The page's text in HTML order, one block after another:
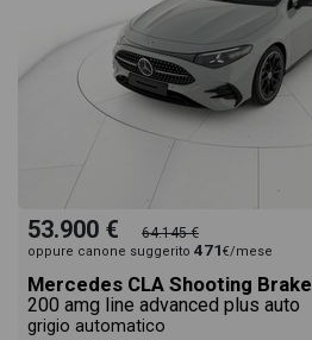
53.900 € 64.145 €
oppure canone suggerito 471€/mese
Mercedes CLA Shooting Brake
200 amg line advanced plus auto
grigio automatico